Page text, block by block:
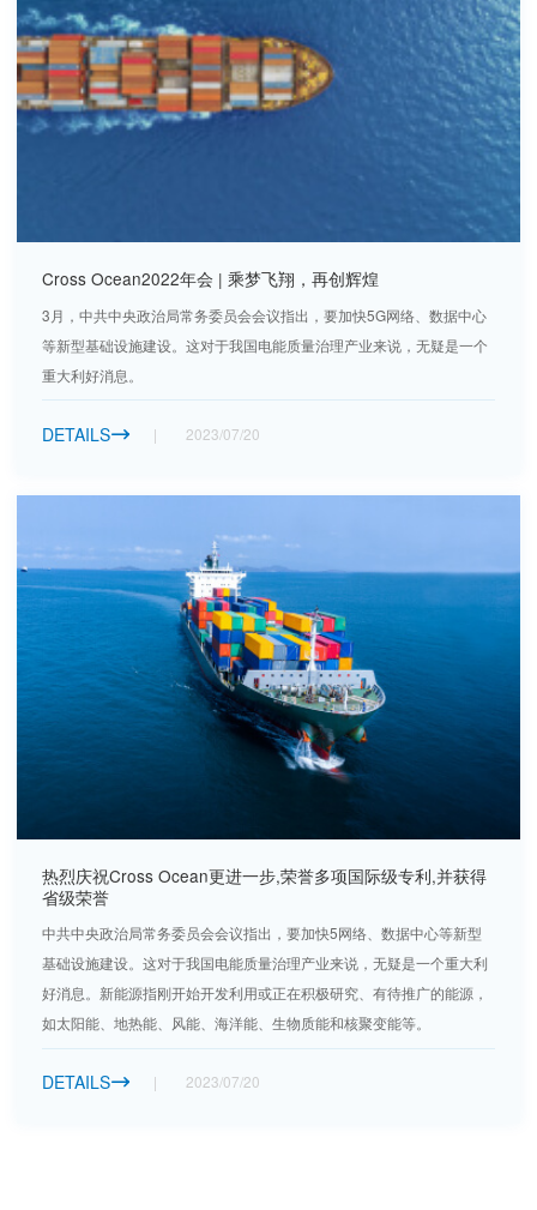
Cross Ocean2022年会 | 乘梦飞翔，再创辉煌
3月，中共中央政治局常务委员会会议指出，要加快5G网络、数据中心
等新型基础设施建设。这对于我国电能质量治理产业来说，无疑是一个
重大利好消息。
DETAILS 2023/07/20
热烈庆祝Cross Ocean更进一步,荣誉多项国际级专利,并获得
省级荣誉
中共中央政治局常务委员会会议指出，要加快5网络、数据中心等新型
基础设施建设。这对于我国电能质量治理产业来说，无疑是一个重大利
好消息。新能源指刚开始开发利用或正在积极研究、有待推广的能源，
如太阳能、地热能、风能、海洋能、生物质能和核聚变能等。
DETAILS 2023/07/20